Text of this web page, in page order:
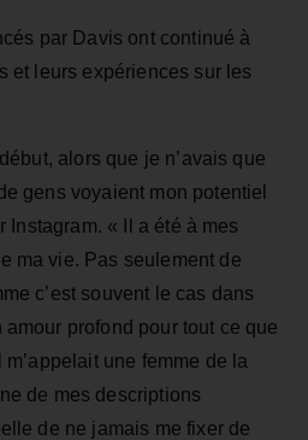
par Davis ont continué à
et leurs expériences sur les
alors que je n’avais que
gens voyaient mon potentiel
Instagram. « Il a été à mes
ma vie. Pas seulement de
c’est souvent le cas dans
profond pour tout ce que
une femme de la
de mes descriptions
de ne jamais me fixer de